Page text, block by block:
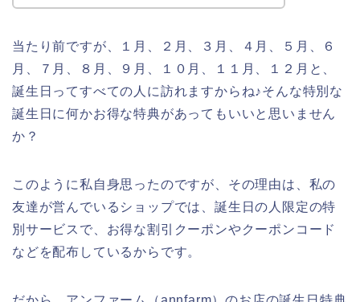
当たり前ですが、１月、２月、３月、４月、５月、６
月、７月、８月、９月、１０月、１１月、１２月と、
誕生日ってすべての人に訪れますからね♪そんな特別な
誕生日に何かお得な特典があってもいいと思いません
か？
このように私自身思ったのですが、その理由は、私の
友達が営んでいるショップでは、誕生日の人限定の特
別サービスで、お得な割引クーポンやクーポンコード
などを配布しているからです。